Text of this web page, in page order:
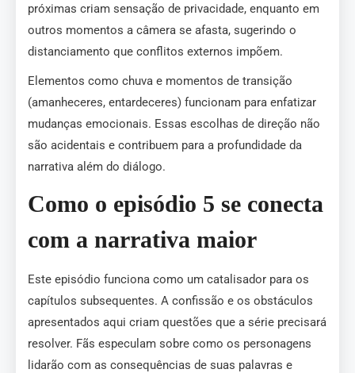
próximas criam sensação de privacidade, enquanto em
outros momentos a câmera se afasta, sugerindo o
distanciamento que conflitos externos impõem.
Elementos como chuva e momentos de transição
(amanheceres, entardeceres) funcionam para enfatizar
mudanças emocionais. Essas escolhas de direção não
são acidentais e contribuem para a profundidade da
narrativa além do diálogo.
Como o episódio 5 se conecta
com a narrativa maior
Este episódio funciona como um catalisador para os
capítulos subsequentes. A confissão e os obstáculos
apresentados aqui criam questões que a série precisará
resolver. Fãs especulam sobre como os personagens
lidarão com as consequências de suas palavras e